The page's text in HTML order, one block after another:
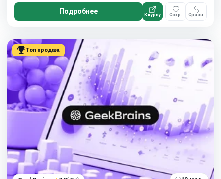
Подробнее К курсу Сохр. Сравн.
Топ продаж